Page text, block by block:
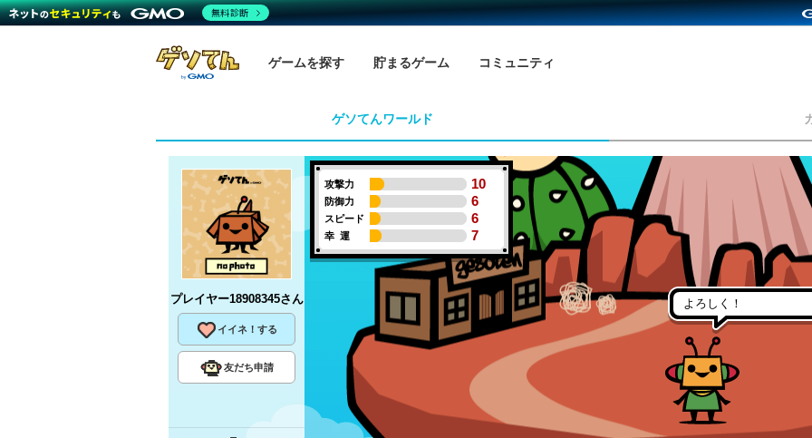
ゲームを探す 貯まるゲーム コミュニティ
ゲソてんワールド
プレイヤー18908345さん
イイネ！する
友だち申請
攻撃力 10
防御力 6
スピード 6
幸 運 7
よろしく！
無料診断